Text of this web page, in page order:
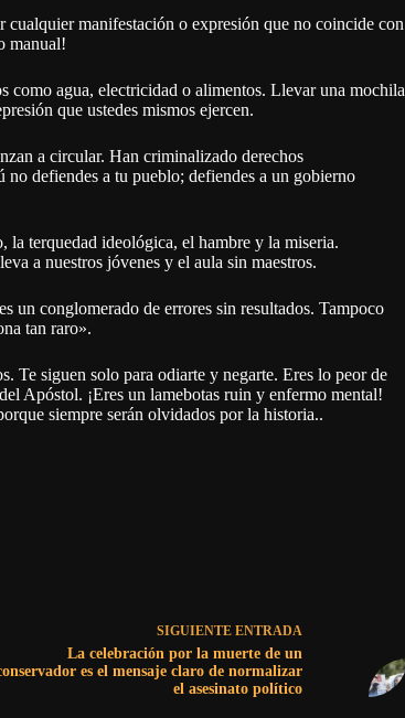
manifestación o expresión que no coincide con
manual!
como agua, electricidad o alimentos. Llevar una mochila
que ustedes mismos ejercen.
a circular. Han criminalizado derechos
defiendes a tu pueblo; defiendes a un gobierno
la terquedad ideológica, el hambre y la miseria.
a nuestros jóvenes y el aula sin maestros.
un conglomerado de errores sin resultados. Tampoco
tan raro».
Te siguen solo para odiarte y negarte. Eres lo peor de
Apóstol. ¡Eres un lamebotas ruin y enfermo mental!
siempre serán olvidados por la historia..
SIGUIENTE ENTRADA
La celebración por la muerte de un
es el mensaje claro de normalizar
el asesinato político